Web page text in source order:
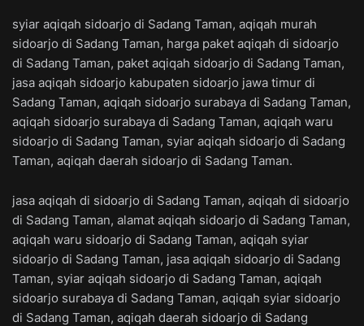
syiar aqiqah sidoarjo di Sadang Taman, aqiqah murah
sidoarjo di Sadang Taman, harga paket aqiqah di sidoarjo
di Sadang Taman, paket aqiqah sidoarjo di Sadang Taman,
jasa aqiqah sidoarjo kabupaten sidoarjo jawa timur di
Sadang Taman, aqiqah sidoarjo surabaya di Sadang Taman,
aqiqah sidoarjo surabaya di Sadang Taman, aqiqah waru
sidoarjo di Sadang Taman, syiar aqiqah sidoarjo di Sadang
Taman, aqiqah daerah sidoarjo di Sadang Taman.
jasa aqiqah di sidoarjo di Sadang Taman, aqiqah di sidoarjo
di Sadang Taman, alamat aqiqah sidoarjo di Sadang Taman,
aqiqah waru sidoarjo di Sadang Taman, aqiqah syiar
sidoarjo di Sadang Taman, jasa aqiqah sidoarjo di Sadang
Taman, syiar aqiqah sidoarjo di Sadang Taman, aqiqah
sidoarjo surabaya di Sadang Taman, aqiqah syiar sidoarjo
di Sadang Taman, aqiqah daerah sidoarjo di Sadang